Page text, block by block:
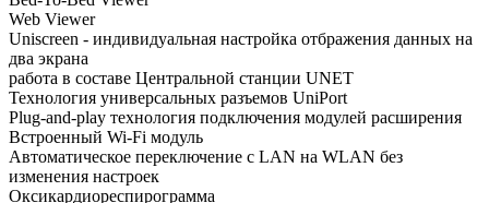
Web Viewer
Uniscreen - индивидуальная настройка отбражения данных на
два экрана
работа в составе Центральной станции UNET
Технология универсальных разъемов UniPort
Plug-and-play технология подключения модулей расширения
Встроенный Wi-Fi модуль
Автоматическое переключение с LAN на WLAN без
изменения настроек
Оксикардиореспирограмма